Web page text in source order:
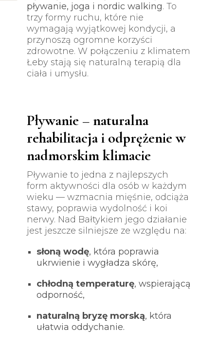
pływanie, joga i nordic walking. To
trzy formy ruchu, które nie
wymagają wyjątkowej kondycji, a
przynoszą ogromne korzyści
zdrowotne. W połączeniu z klimatem
Łeby stają się naturalną terapią dla
ciała i umysłu.
Pływanie – naturalna
rehabilitacja i odprężenie w
nadmorskim klimacie
Pływanie to jedna z najlepszych
form aktywności dla osób w każdym
wieku — wzmacnia mięśnie, odciąża
stawy, poprawia wydolność i koi
nerwy. Nad Bałtykiem jego działanie
jest jeszcze silniejsze ze względu na:
słoną wodę, która poprawia
ukrwienie i wygładza skórę,
chłodną temperaturę, wspierającą
odporność,
naturalną bryzę morską, która
ułatwia oddychanie.